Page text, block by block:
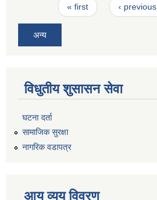
Pages« first ‹ previous
अन्य
विधुतीय शुसासन सेवा
घटना दर्ता
सामाजिक सुरक्षा
नागरिक वडापत्र
आय व्यय विवरण